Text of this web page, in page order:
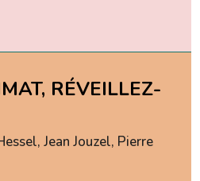
RÉVEILLEZ-
Jean Jouzel, Pierre